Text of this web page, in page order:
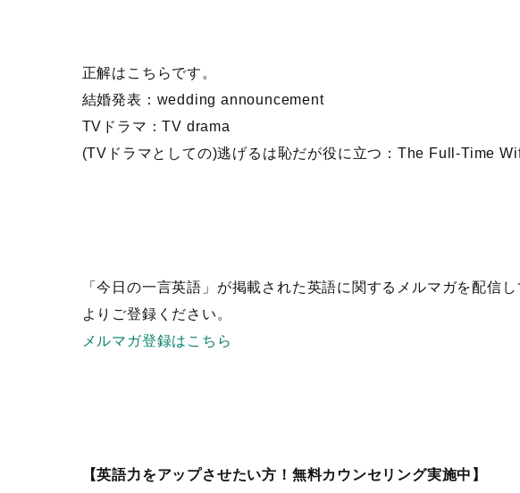
正解はこちらです。
結婚発表：wedding announcement
TVドラマ：TV drama
(TVドラマとしての)逃げるは恥だが役に立つ：The Full-Time
「今日の一言英語」が掲載された英語に関するメルマガを配信
よりご登録ください。
メルマガ登録はこちら
【英語力をアップさせたい方！無料カウンセリング実施中】